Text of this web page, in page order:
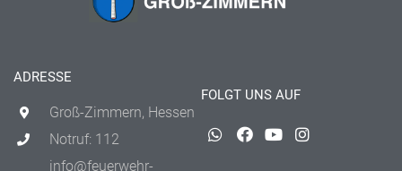
ADRESSE
Groß-Zimmern, Hessen
Notruf: 112
info@feuerwehr-
FOLGT UNS AUF